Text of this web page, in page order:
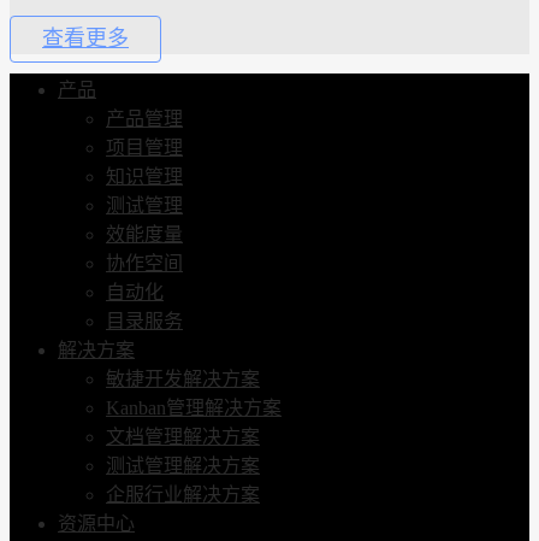
查看更多
产品
产品管理
项目管理
知识管理
测试管理
效能度量
协作空间
自动化
目录服务
解决方案
敏捷开发解决方案
Kanban管理解决方案
文档管理解决方案
测试管理解决方案
企服行业解决方案
资源中心